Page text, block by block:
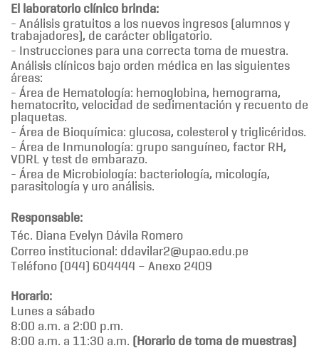
El laboratorio clínico brinda:
- Análisis gratuitos a los nuevos ingresos (alumnos y
trabajadores), de carácter obligatorio.
- Instrucciones para una correcta toma de muestra.
Análisis clínicos bajo orden médica en las siguientes
áreas:
- Área de Hematología: hemoglobina, hemograma,
hematocrito, velocidad de sedimentación y recuento de
plaquetas.
- Área de Bioquímica: glucosa, colesterol y triglicéridos.
- Área de Inmunología: grupo sanguíneo, factor RH,
VDRL y test de embarazo.
- Área de Microbiología: bacteriología, micología,
parasitología y uro análisis.
Responsable:
Téc. Diana Evelyn Dávila Romero
Correo institucional: ddavilar2@upao.edu.pe
Teléfono (044) 604444 – Anexo 2409
Horario:
Lunes a sábado
8:00 a.m. a 2:00 p.m.
8:00 a.m. a 11:30 a.m. (Horario de toma de muestras)